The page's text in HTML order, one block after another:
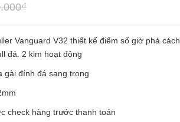
Vanguard V32 thiết kế điểm số giờ phá cách,
đá. 2 kim hoạt động
gài đính đá sang trọng
check hàng trước thanh toán